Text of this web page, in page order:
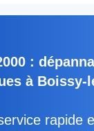
:
à Boissy-
rapide